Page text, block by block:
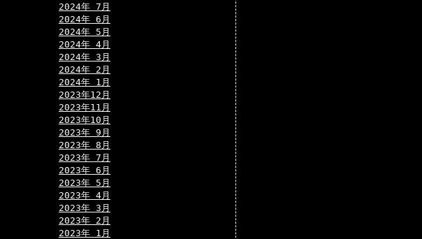
2024年 7月
2024年 6月
2024年 5月
2024年 4月
2024年 3月
2024年 2月
2024年 1月
2023年12月
2023年11月
2023年10月
2023年 9月
2023年 8月
2023年 7月
2023年 6月
2023年 5月
2023年 4月
2023年 3月
2023年 2月
2023年 1月